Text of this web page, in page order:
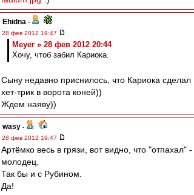
Ehidna -
28 фев 2012 19:47
Meyer » 28 фев 2012 20:44
Хочу, чтоб забил Кариока.
Сыну недавно приснилось, что Кариока сделал
хет-трик в ворота коней))
Ждем наяву))
wasy -
28 фев 2012 19:47
Артёмко весь в грязи, вот видно, что "отпахал" -
молодец.
Так бы и с Рубином.
Да!